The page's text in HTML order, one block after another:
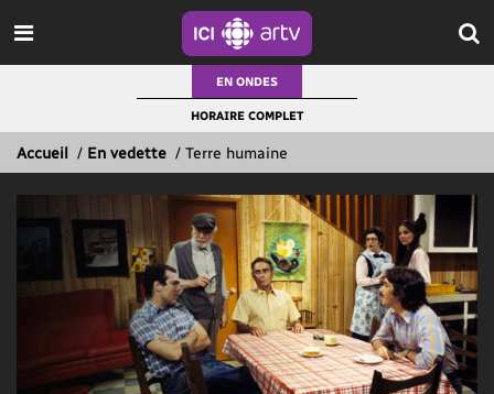
EN ONDES
HORAIRE COMPLET
Accueil / En vedette / Terre humaine